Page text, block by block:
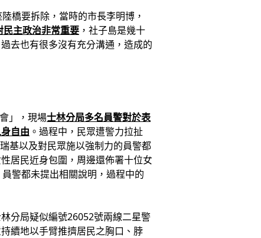
橋要拆除，當時的市長李明博，
民主政治非常重要 ，社子島是幾十
去也有很多沒有充分溝通，造成的
」，現場士林分局多名員警對於表
自由 。過程中，民眾遭警力拉扯
基以及對民眾施以強制力的員警都
居民近身包圍，周邊還佈署十位女
警都未提出相關說明，過程中的
分局疑似編號26052號兩線二星警
續地以手臂推擠居民之胸口、脖